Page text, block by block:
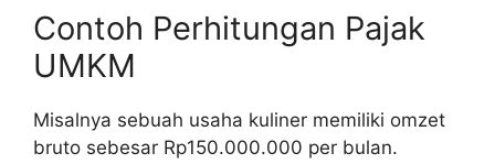
Contoh Perhitungan Pajak
UMKM
Misalnya sebuah usaha kuliner memiliki omzet
bruto sebesar Rp150.000.000 per bulan.